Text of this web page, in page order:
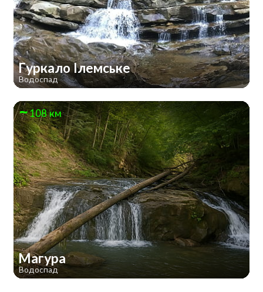
Гуркало Ілемське
Водоспад
108 км
Магура
Водоспад